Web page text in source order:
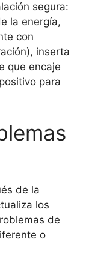
segura:
la energía,
con
inserta
que encaje
para
de la
los
de
o